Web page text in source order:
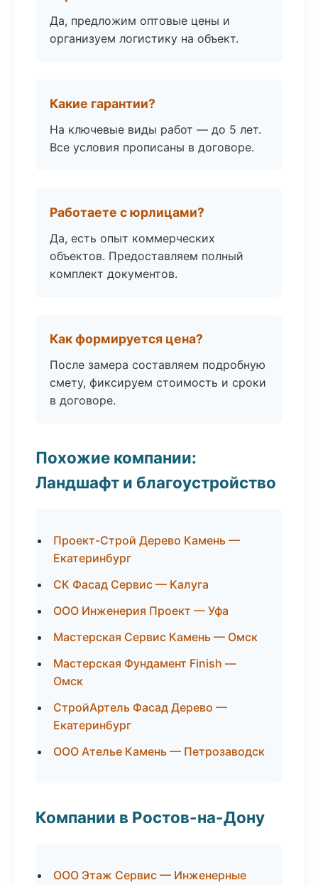
Да, предложим оптовые цены и
организуем логистику на объект.
Какие гарантии?
На ключевые виды работ — до 5 лет.
Все условия прописаны в договоре.
Работаете с юрлицами?
Да, есть опыт коммерческих
объектов. Предоставляем полный
комплект документов.
Как формируется цена?
После замера составляем подробную
смету, фиксируем стоимость и сроки
в договоре.
Похожие компании:
Ландшафт и благоустройство
Проект-Строй Дерево Камень —
Екатеринбург
СК Фасад Сервис — Калуга
ООО Инженерия Проект — Уфа
Мастерская Сервис Камень — Омск
Мастерская Фундамент Finish —
Омск
СтройАртель Фасад Дерево —
Екатеринбург
ООО Ателье Камень — Петрозаводск
Компании в Ростов-на-Дону
ООО Этаж Сервис — Инженерные